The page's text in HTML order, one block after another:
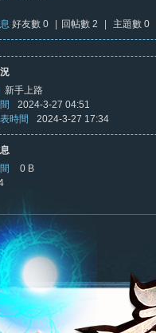
好友數 0 回帖數 2 主題數 0
新手上路
2024-3-27 04:51
時間
2024-3-27 17:34
0 B